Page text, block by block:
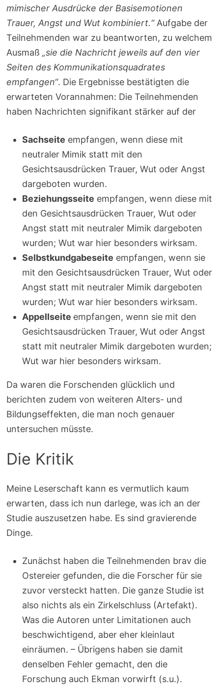
mimischer Ausdrücke der Basisemotionen
Trauer, Angst und Wut kombiniert.“ Aufgabe der
Teilnehmenden war zu beantworten, zu welchem
Ausmaß„sie die Nachricht jeweils auf den vier
Seiten des Kommunikationsquadrates
empfangen“. Die Ergebnisse bestätigten die
erwarteten Vorannahmen: Die Teilnehmenden
haben Nachrichten signifikant stärker auf der
Sachseite empfangen, wenn diese mit
neutraler Mimik statt mit den
Gesichtsausdrücken Trauer, Wut oder Angst
dargeboten wurden.
Beziehungsseite empfangen, wenn diese mit
den Gesichtsausdrücken Trauer, Wut oder
Angst statt mit neutraler Mimik dargeboten
wurden; Wut war hier besonders wirksam.
Selbstkundgabeseite empfangen, wenn sie
mit den Gesichtsausdrücken Trauer, Wut oder
Angst statt mit neutraler Mimik dargeboten
wurden; Wut war hier besonders wirksam.
Appellseite empfangen, wenn sie mit den
Gesichtsausdrücken Trauer, Wut oder Angst
statt mit neutraler Mimik dargeboten wurden;
Wut war hier besonders wirksam.
Da waren die Forschenden glücklich und
berichten zudem von weiteren Alters- und
Bildungseffekten, die man noch genauer
untersuchen müsste.
Die Kritik
Meine Leserschaft kann es vermutlich kaum
erwarten, dass ich nun darlege, was ich an der
Studie auszusetzen habe. Es sind gravierende
Dinge.
Zunächst haben die Teilnehmenden brav die
Ostereier gefunden, die die Forscher für sie
zuvor versteckt hatten. Die ganze Studie ist
also nichts als ein Zirkelschluss (Artefakt).
Was die Autoren unter Limitationen auch
beschwichtigend, aber eher kleinlaut
einräumen. – Übrigens haben sie damit
denselben Fehler gemacht, den die
Forschung auch Ekman vorwirft (s.u.).